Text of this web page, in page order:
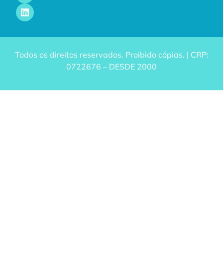
Todos os direitos reservados. Proibido cópias. | CRP:
0722676 – DESDE 2000